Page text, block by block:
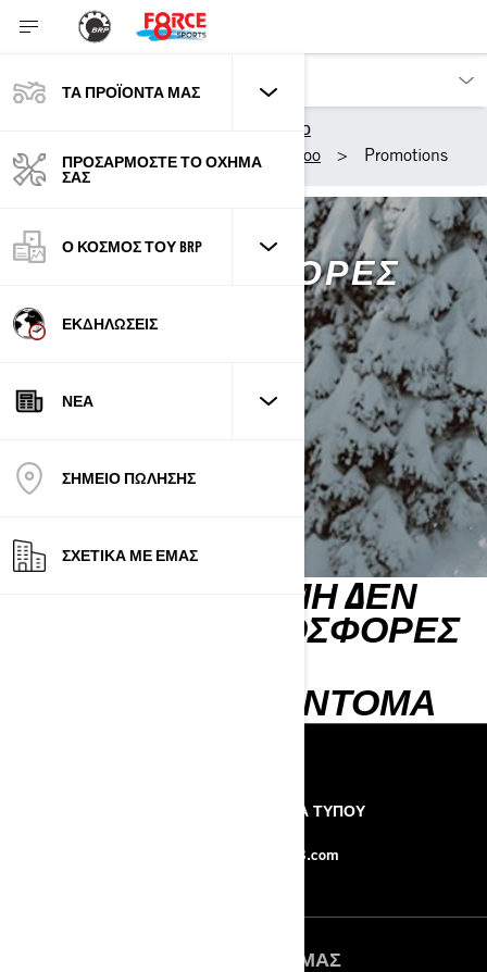
ΤΑ ΠΡΟΪΌΝΤΑ ΜΑΣ
ΠΡΟΣΑΡΜΌΣΤΕ ΤΟ ΌΧΗΜΆ
ΣΑΣ
Ο ΚΌΣΜΟΣ ΤΟΥ BRP
ΕΚΔΗΛΏΣΕΙΣ
ΝΈΑ
ΣΗΜΕΙΟ ΠΩΛΗΣΗΣ
ΣΧΕΤΙΚΆ ΜΕ ΕΜΆΣ
Διανομέας BRP στην Κύπρο
Τα προϊόντα μας
Ski-Doo Promotions
SKI-DOO ΠΡΟΣΦΟΡΈΣ
ΑΥΤΉ ΤΗΝ ΣΤΙΓΜΉ ΔΕΝ
ΥΠΆΡΧΟΥΝ ΠΡΟΣΦΟΡΈΣ
ΕΛΆΤΕ ΞΑΝΆ ΣΎΝΤΟΜΑ
ΔΕΛΤΙΑ ΤΥΠΟΥ
Force-8.com
ΑΚΟΛΟΥΘΉΣΤΕ ΜΑΣ